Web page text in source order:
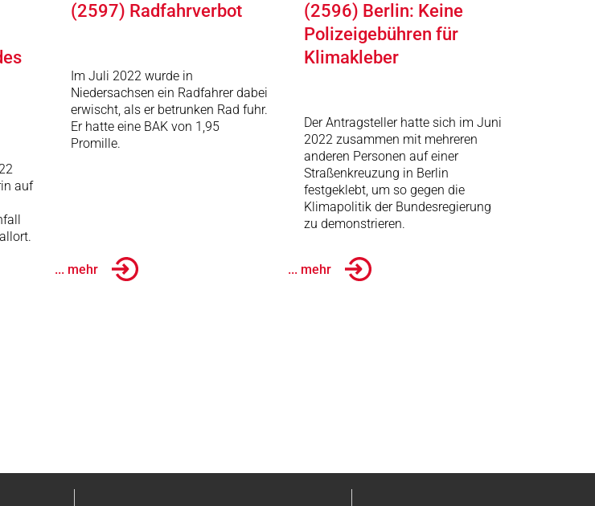
auf
(2597) Radfahrverbot
Im Juli 2022 wurde in
Niedersachsen ein Radfahrer dabei
erwischt, als er betrunken Rad fuhr.
Er hatte eine BAK von 1,95
Promille.
... mehr
(2596) Berlin: Keine
Polizeigebühren für
Klimakleber
Der Antragsteller hatte sich im Juni
2022 zusammen mit mehreren
anderen Personen auf einer
Straßenkreuzung in Berlin
festgeklebt, um so gegen die
Klimapolitik der Bundesregierung
zu demonstrieren.
... mehr